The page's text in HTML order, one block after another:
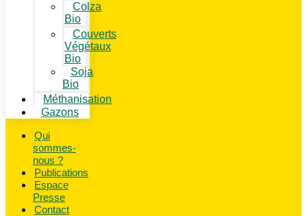
Colza
Bio
Couverts
Végétaux
Bio
Soja
Bio
Méthanisation
Gazons
Qui
sommes-
nous ?
Publications
Espace
Presse
Contact